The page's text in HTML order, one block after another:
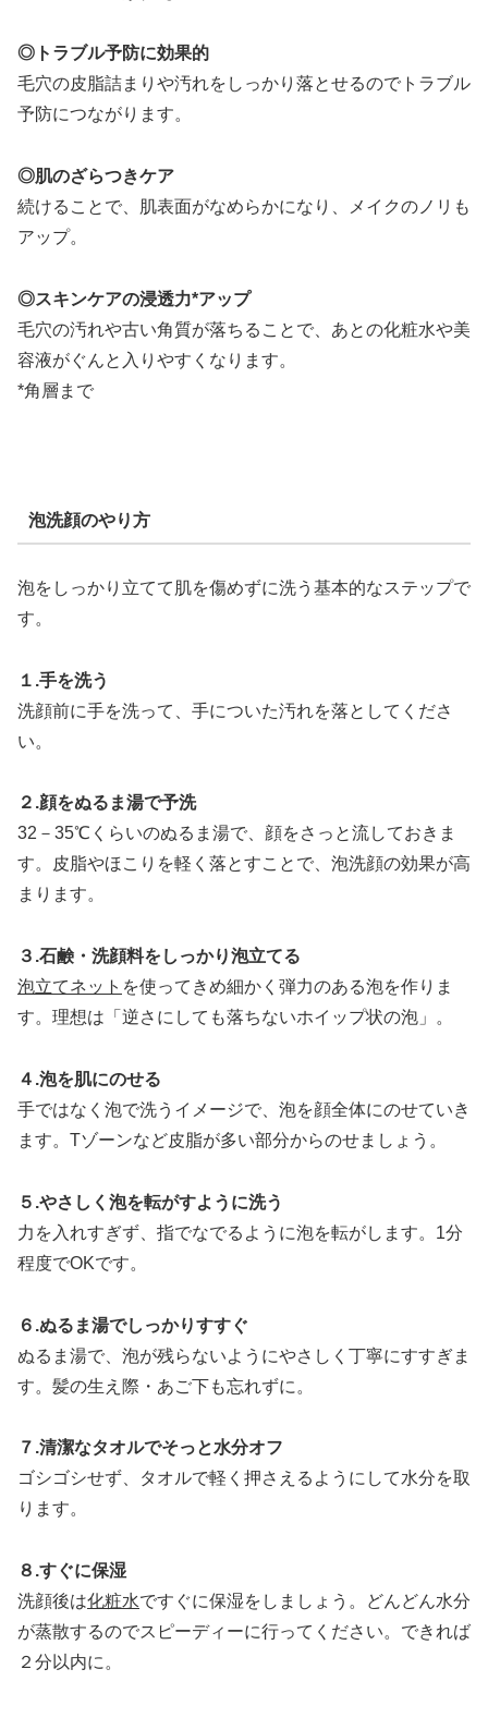
◎ トラブル予防に効果的
毛穴の皮脂詰まりや汚れをしっかり落とせるのでトラブル
予防につながります。
◎肌のざらつきケア
続けることで、肌表面がなめらかになり、メイクのノリも
アップ。
◎スキンケアの浸透力*アップ
毛穴の汚れや古い角質が落ちることで、あとの化粧水や美
容液がぐんと入りやすくなります。
*角層まで
泡洗顔のやり方
泡をしっかり立てて肌を傷めずに洗う基本的なステップで
す。
１.手を洗う
洗顔前に手を洗って、手についた汚れを落としてくださ
い。
２.顔をぬるま湯で予洗
32－35℃くらいのぬるま湯で、顔をさっと流しておきま
す。皮脂やほこりを軽く落とすことで、泡洗顔の効果が高
まります。
３.石鹸・洗顔料をしっかり泡立てる
泡立てネット を使ってきめ細かく弾力のある泡を作りま
す。理想は「逆さにしても落ちないホイップ状の泡」。
４.泡を肌にのせる
手ではなく泡で洗うイメージで、泡を顔全体にのせていき
ます。Tゾーンなど皮脂が多い部分からのせましょう。
５.やさしく泡を転がすように洗う
力を入れすぎず、指でなでるように泡を転がします。1分
程度でOKです。
６.ぬるま湯でしっかりすすぐ
ぬるま湯で、泡が残らないようにやさしく丁寧にすすぎま
す。髪の生え際・あご下も忘れずに。
７.清潔なタオルでそっと水分オフ
ゴシゴシせず、タオルで軽く押さえるようにして水分を取
ります。
８.すぐに保湿
洗顔後は化粧水ですぐに保湿をしましょう。どんどん水分
が蒸散するのでスピーディーに行ってください。できれば
２分以内に。